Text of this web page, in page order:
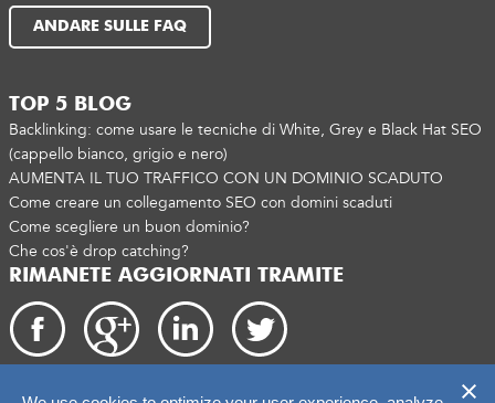
ANDARE SULLE FAQ
TOP 5 BLOG
Backlinking: come usare le tecniche di White, Grey e Black Hat SEO
(cappello bianco, grigio e nero)
AUMENTA IL TUO TRAFFICO CON UN DOMINIO SCADUTO
Come creare un collegamento SEO con domini scaduti
Come scegliere un buon dominio?
Che cos'è drop catching?
RIMANETE AGGIORNATI TRAMITE